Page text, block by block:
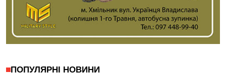
ПОПУЛЯРНІ НОВИНИ